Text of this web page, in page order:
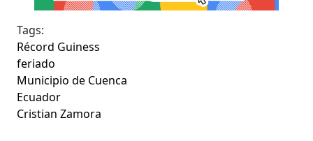
Tags:
Récord Guiness
feriado
Municipio de Cuenca
Ecuador
Cristian Zamora